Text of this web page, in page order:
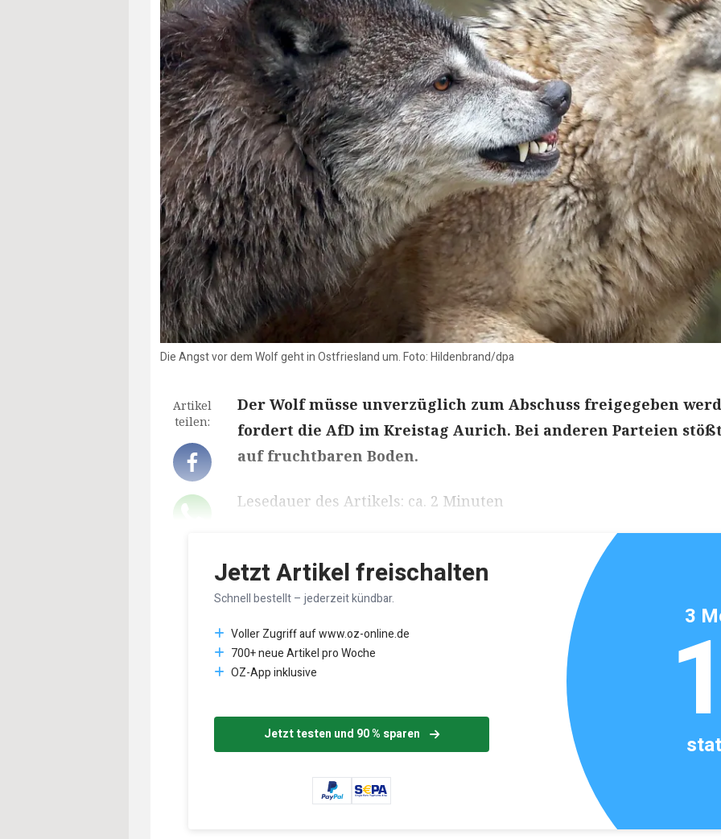
Die Angst vor dem Wolf geht in Ostfriesland um. Foto: Hildenbrand/dpa
Artikel
teilen:
Der Wolf müsse unverzüglich zum Abschuss freigegeben
fordert die AfD im Kreistag Aurich. Bei anderen Parteien
auf fruchtbaren Boden.
Lesedauer des Artikels: ca. 2 Minuten
Jetzt Artikel freischalten
Schnell bestellt – jederzeit kündbar.
Voller Zugriff auf www.oz-online.de
700+ neue Artikel pro Woche
OZ-App inklusive
Jetzt testen und 90 % sparen
3